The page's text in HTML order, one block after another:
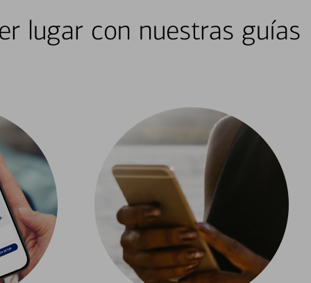
lugar con nuestras guías